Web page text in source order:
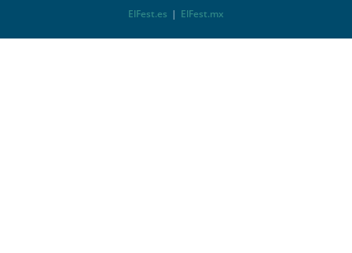
ElFest.es | ElFest.mx